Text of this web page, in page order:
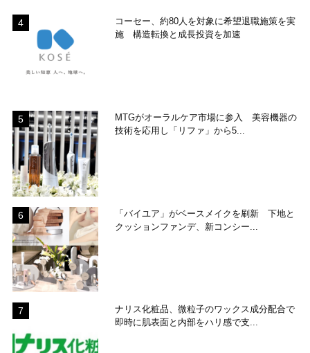
コーセー、約80人を対象に希望退職施策を実
施 構造転換と成長投資を加速
MTGがオーラルケア市場に参入 美容機器の
技術を応用し「リファ」から5...
「バイユア」がベースメイクを刷新 下地と
クッションファンデ、新コンシー...
ナリス化粧品、微粒子のワックス成分配合で
即時に肌表面と内部をハリ感で支...